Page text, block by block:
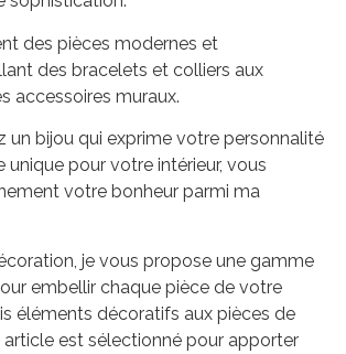
des pièces modernes et
des bracelets et colliers aux
accessoires muraux.
un bijou qui exprime votre personnalité
unique pour votre intérieur, vous
votre bonheur parmi ma
je vous propose une gamme
embellir chaque pièce de votre
éléments décoratifs aux pièces de
article est sélectionné pour apporter